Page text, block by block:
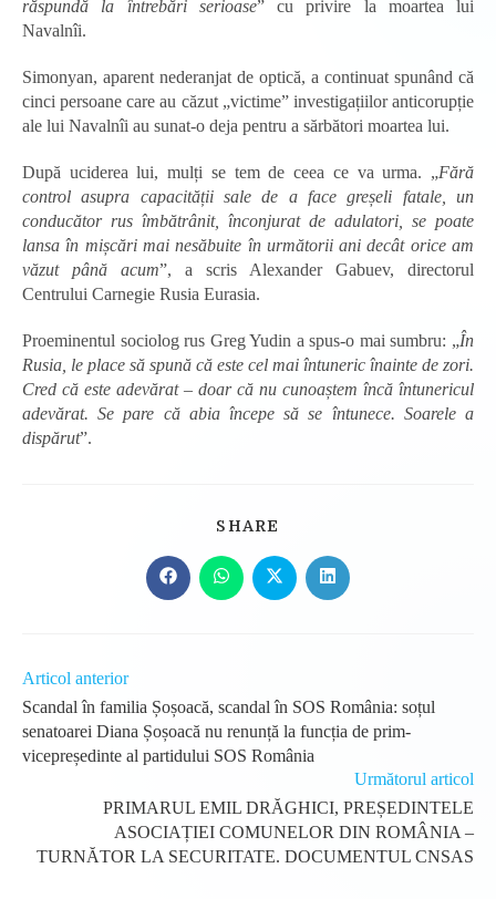
răspundă la întrebări serioase” cu privire la moartea lui
Navalnîi.
Simonyan, aparent nederanjat de optică, a continuat spunând că
cinci persoane care au căzut „victime” investigațiilor anticorupție
ale lui Navalnîi au sunat-o deja pentru a sărbători moartea lui.
După uciderea lui, mulți se tem de ceea ce va urma. „Fără
control asupra capacității sale de a face greșeli fatale, un
conducător rus îmbătrânit, înconjurat de adulatori, se poate
lansa în mișcări mai nesăbuite în următorii ani decât orice am
văzut până acum”, a scris Alexander Gabuev, directorul
Centrului Carnegie Rusia Eurasia.
Proeminentul sociolog rus Greg Yudin a spus-o mai sumbru: „În
Rusia, le place să spună că este cel mai întuneric înainte de zori.
Cred că este adevărat – doar că nu cunoaștem încă întunericul
adevărat. Se pare că abia începe să se întunece. Soarele a
dispărut”.
SHARE
CONTENT
Opens
in
Opens
in
Opens
in
Opens
in
Read
more
articles
Articol anterior
Scandal în familia Șoșoacă, scandal în SOS România: soțul
senatoarei Diana Șoșoacă nu renunță la funcția de prim-
vicepreședinte al partidului SOS România
Următorul articol
PRIMARUL EMIL DRĂGHICI, PREȘEDINTELE
ASOCIAȚIEI COMUNELOR DIN ROMÂNIA –
TURNĂTOR LA SECURITATE. DOCUMENTUL CNSAS